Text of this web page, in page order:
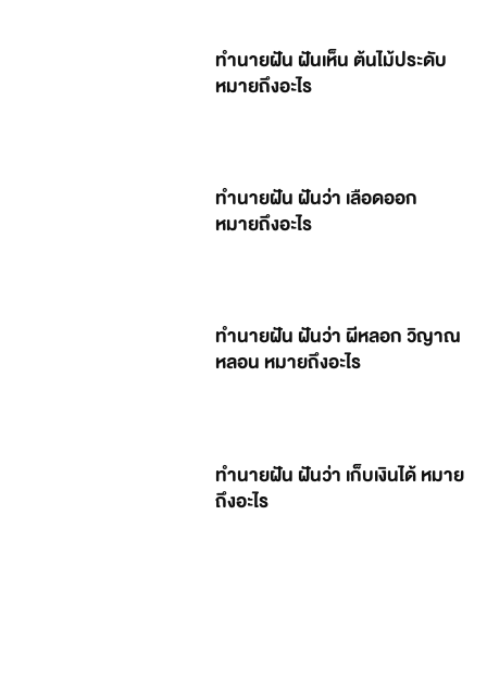
ทำนายฝัน ฝันเห็น ต้นไม้ประดับ
หมายถึงอะไร
ทำนายฝัน ฝันว่า เลือดออก
หมายถึงอะไร
ทำนายฝัน ฝันว่า ผีหลอก วิญาณ
หลอน หมายถึงอะไร
ทำนายฝัน ฝันว่า เก็บเงินได้ หมาย
ถึงอะไร